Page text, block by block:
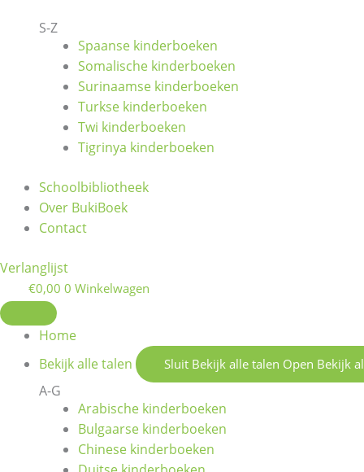
S-Z
Spaanse kinderboeken
Somalische kinderboeken
Surinaamse kinderboeken
Turkse kinderboeken
Twi kinderboeken
Tigrinya kinderboeken
Schoolbibliotheek
Over BukiBoek
Contact
Verlanglijst
€0,00 0 Winkelwagen
Home
Bekijk alle talen
Sluit Bekijk alle talen Open Bekijk
A-G
Arabische kinderboeken
Bulgaarse kinderboeken
Chinese kinderboeken